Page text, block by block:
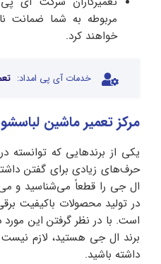
مربوطه به شما ضمانت
خواهند کرد.
خدمات آی پی امداد:
مرکز تعمیر ماشین
یکی از برندهایی که توانسته
حرف‌های زیادی برای گفتن
ال جی را قطعاً می‌شناسید و
در تولید محصولات باکیفیت
است. با در نظر گرفتن این
برند ال جی هستید، لازم
داشته باشید.